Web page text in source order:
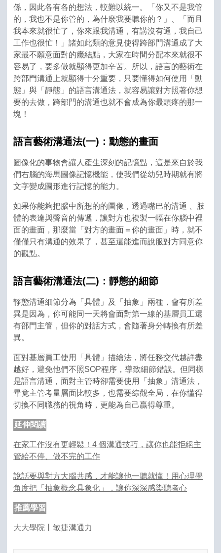
係，因此各有各的想法，較難以統一。「你又不是我管
的，我也不是你管的，為什麼我要聽你的？」、「而且
我本來就很忙了，你來跟我溝通，有講沒有通，我自己
工作也很忙！」諸如此類的意見使得跨部門溝通成了大
家最不願意面對的癥結點，大家在時間分配本來就很不
容易了，要多做就顯得更加辛苦。所以，語言的藝術在
跨部門溝通上就顯得十分重要，只要懂得如何使用「動
態」與「靜態」的語言溝通法，就容易讓對方照著你想
要的去做，跨部門的溝通也就不會成為你最頭疼的那一
塊！
語言藝術溝通法(一)：動態的畫面
圖像化的事物會讓人產生深刻的記憶點，這是來自於我
們右腦的海馬圖像記憶機能，使我們從幼兒時期就有將
文字變成圖形進行記憶的能力。
如果你能夠把腦中所想的的圖像，透過嘴巴的溝通 、肢
體的表達與聲音的傳遞，讓對方也複製一幅在你腦中裡
面的畫面，那麼當「對方的畫面＝你的畫面」時，就不
僅僅只有溝通的效果了，甚至還能進而說服對方同意你
的觀點。
語言藝術溝通法(二)：靜態的細節
靜態溝通細節分為「具體」及「抽象」兩種，會有所差
異是因為，你可能同一天將會面對第一線的基層員工還
有部門主管，但你的對話方式，會隨著身分轉換有所差
異。
面對基層員工使用「具體」描繪法，將任務交代越詳盡
越好，避免他們不照SOP程序，導致細節錯誤。但同樣
是語言溝通，面對主管時卻需要使用「抽象」溝通法，
畢竟主管考量層面比較多，也需要綜觀全局，在你懂得
切換不同職務的視角時，更能為自己贏得尊重。
延伸閱讀
在家工作沒有更輕鬆！4 個溝通技巧，讓你也能拒絕主
管給不停、做不完的工作
說話要與對方大腦共感，才能讓他一聽就懂！用心理學
角度把「抽象概念具象化」，讓你深深感染聽者心
推薦學習
大大學院丨敏捷溝通力